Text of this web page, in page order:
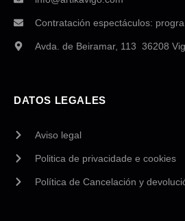
Contratación espectáculos:
Avda. de Beiramar, 113 36208
DATOS LEGALES
Aviso legal
Politica de privacidade e cookies
Política de Cancelación y